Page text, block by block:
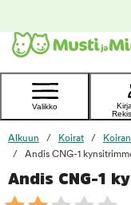
Ota yhteyttä
asiakaspalveluun
Valikko
Alkuun Koirat
Andis CNG-1
Andis CNG-1
foo